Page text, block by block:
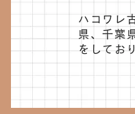
ハコワレ
県、千葉
をしてお